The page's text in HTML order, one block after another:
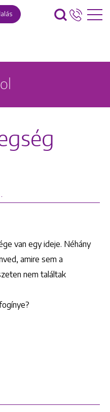
van egy ideje. Néhány
amire sem a
nem találtak